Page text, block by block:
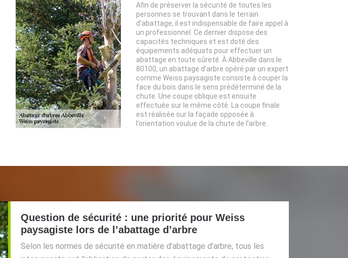
Afin de préserver la sécurité de toutes les
personnes se trouvant dans le terrain
d’abattage, il est indispensable de faire appel à
un professionnel. Ce dernier dispose des
capacités techniques et est doté des
équipements adéquats pour effectuer un
abattage en toute sûreté. À Abbeville dans le
80100, un abattage d’arbre opéré par un expert
comme Weiss paysagiste consiste à couper la
face du bois dans le sens prédéterminé de la
chute. Une coupe oblique est ensuite
effectuée sur le même côté. La coupe finale
est réalisée sur la façade opposée à
l’orientation voulue de la chute de l’arbre.
Question de sécurité : une priorité pour Weiss
paysagiste lors de l’abattage d’arbre
Selon les normes de sécurité en matière d’abattage d’arbre, tous les